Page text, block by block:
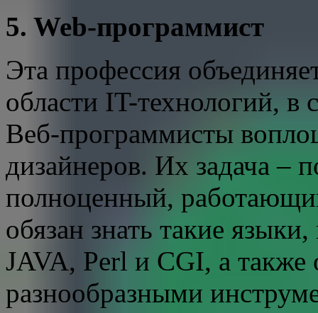
5. Web-программист
Эта профессия
области IT-технологий, в
Веб-программисты
дизайнеров. Их задача –
полноценный,
обязан знать такие
JAVA, Perl и CGI, а также
разнообразными